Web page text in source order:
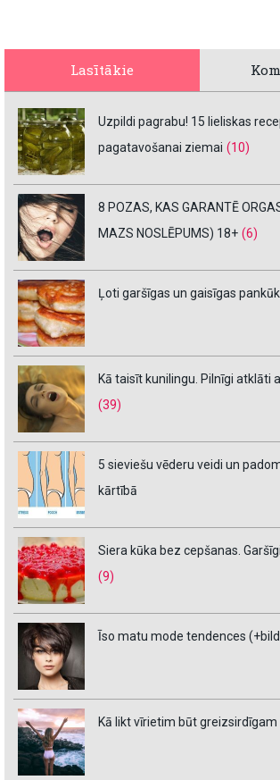
Lasītākie
Uzpildi pagrabu! 15 lieliskas
pagatavošanai ziemai (10)
8 POZAS, KAS GARANTĒ
MAZS NOSLĒPUMS) 18+ (6)
Ļoti garšīgas un gaisīgas
Kā taisīt kunilingu. Pilnīgi atklāti
(39)
5 sieviešu vēderu veidi un
kārtībā
Siera kūka bez cepšanas.
(9)
Īso matu mode tendences
Kā likt vīrietim būt greizsirdīgam